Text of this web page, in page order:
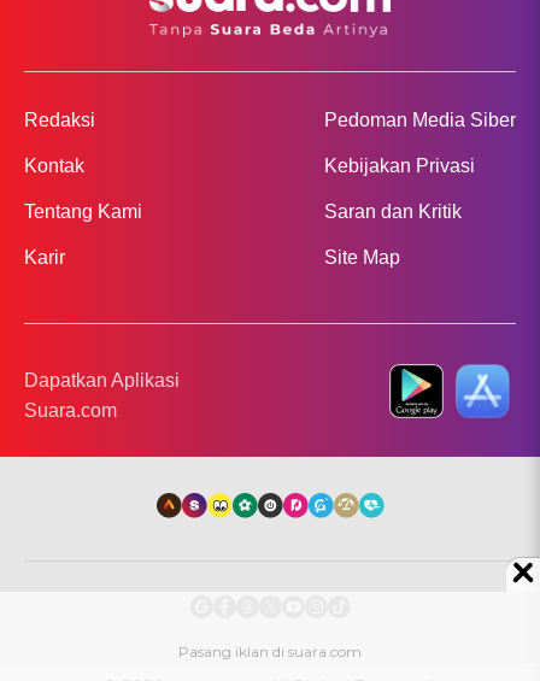
Redaksi
Kontak
Tentang Kami
Karir
Pedoman Media Siber
Kebijakan Privasi
Saran dan Kritik
Site Map
Dapatkan Aplikasi
Suara.com